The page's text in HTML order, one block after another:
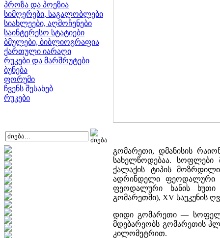
პროზა და პოეზია
სიმღერები, საგალობლები
სიახლეები, აღმოჩენები
საინტერესო სტატიები
ბმულები, ბიბლიოგრაფია
ქართული იარაღი
რუკები და მარშრუტები
ბუნება
ფორუმი
ჩვენს შესახებ
რუკები
გომარეთი, დმანისის
სახელწოდებაა. სოფლები
ქალაქის ტიპის
ადრინდელი ფეოდალური
ფეოდალური ხანის ხუთი
გომარეთში), XV საუკუნის
დიდი გომარეთი — სოფელი
მდებარეობს გომარეთის
კილომეტრით.